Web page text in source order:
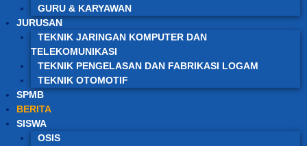
GURU & KARYAWAN
JURUSAN
TEKNIK JARINGAN KOMPUTER DAN
TELEKOMUNIKASI
TEKNIK PENGELASAN DAN FABRIKASI LOGAM
TEKNIK OTOMOTIF
SPMB
BERITA
SISWA
OSIS